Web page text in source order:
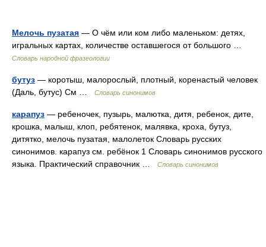
Мелочь пузатая — О чём или ком либо маленьком: детях,
игральных картах, количестве оставшегося от большого …
Словарь народной фразеологии
бутуз — коротыш, малорослый, плотный, коренастый человек
(Даль, бутус) См …
Словарь синонимов
карапуз — ребеночек, пузырь, малютка, дитя, ребенок, дите,
крошка, малыш, клоп, ребятенок, малявка, кроха, бутуз,
дитятко, мелочь пузатая, малолеток Словарь русских
синонимов. карапуз см. ребёнок 1 Словарь синонимов русского
языка. Практический справочник …
Словарь синонимов